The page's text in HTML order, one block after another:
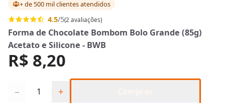
+ de 500 mil clientesatendidos
4.5/5(2 avaliações)
Forma de Chocolate Bombom Bolo Grande (85g)
Acetato e Silicone - BWB
R$ 8,20
− +